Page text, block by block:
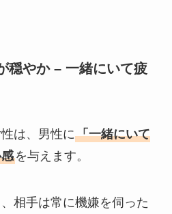
穏やか – 一緒にいて疲
は、男性に「一緒にいて
を与えます。
相手は常に機嫌を伺った